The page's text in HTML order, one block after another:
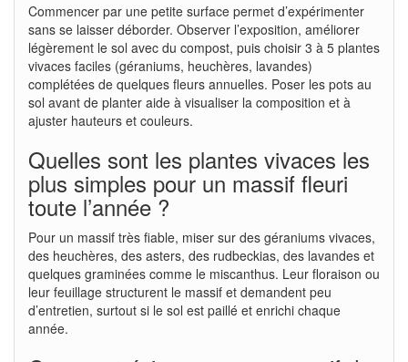
Commencer par une petite surface permet d’expérimenter
sans se laisser déborder. Observer l’exposition, améliorer
légèrement le sol avec du compost, puis choisir 3 à 5 plantes
vivaces faciles (géraniums, heuchères, lavandes)
complétées de quelques fleurs annuelles. Poser les pots au
sol avant de planter aide à visualiser la composition et à
ajuster hauteurs et couleurs.
Quelles sont les plantes vivaces les
plus simples pour un massif fleuri
toute l’année ?
Pour un massif très fiable, miser sur des géraniums vivaces,
des heuchères, des asters, des rudbeckias, des lavandes et
quelques graminées comme le miscanthus. Leur floraison ou
leur feuillage structurent le massif et demandent peu
d’entretien, surtout si le sol est paillé et enrichi chaque
année.